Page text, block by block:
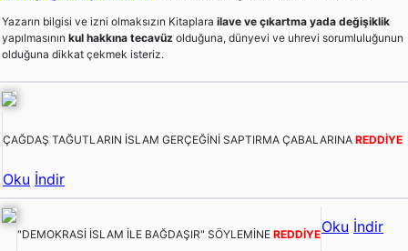
Yazarın bilgisi ve izni olmaksızın Kitaplara ilave ve çıkartma yada değişiklik
yapılmasının kul hakkına tecavüz olduğuna, dünyevi ve uhrevi sorumluluğunun
olduğuna dikkat çekmek isteriz.
ÇAĞDAŞ TAĞUTLARIN İSLAM GERÇEĞİNİ SAPTIRMA ÇABALARINA REDDİYE
Oku İndir
"DEMOKRASİ İSLAM İLE BAĞDAŞIR" SÖYLEMİNE REDDİYEOku İndir